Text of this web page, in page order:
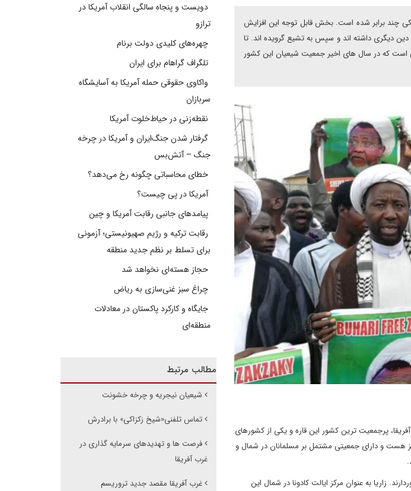
چند برابر شده است. بخش قابل توجه این افزایش
دیگری داشته اند و سپس به تشیع گرویده اند. تا
حالی است که در سال های اخیر جمعیت شیعیان این کشور
نزدیک به 170 میلیون جمعیت در غرب آفریقا، پرجمعیت ترین کشور این قاره و یکی از کشورهای
هست و دارای جمعیتی مشتمل بر مسلمانان در شمال و
زاریا به عنوان مرکز ایالت کادونا در شمال این
دویست و پنجاه سالگی انقلاب آمریکا در
ترازو
چهره‌های کلیدی دولت برنام
تلگراف گراهام برای ایران
واکاوی حقوقی حمله آمریکا به آسایشگاه
سربازان
نقطه‌زنی در حیاط‌خلوت آمریکا
گرفتار شدن جنگ‌ایران و آمریکا در چرخه
جنگ – آتش‌بس
خطای محاسباتی چگونه رخ می‌دهد؟
آمریکا در پی چیست؟
پیامدهای جانبی رقابت آمریکا و چین
رقابت ترکیه و رژیم صهیونیستی؛ آزمونی
برای تسلط بر نظم جدید منطقه
حجاز هسته‌ای نخواهد شد
چراغ سبز غنی‌سازی به ریاض
جایگاه و کارکرد پاکستان در معادلات
منطقه‌ای
مطالب مرتبط
شیعیان نیجریه و چرخه خشونت
تماس تلفنی«شیخ زکزاکی» با برادرش
فرصت ها و تهدیدهای سرمایه گذاری در
غرب آفریقا
غرب آفریقا مقصد جدید تروریسم